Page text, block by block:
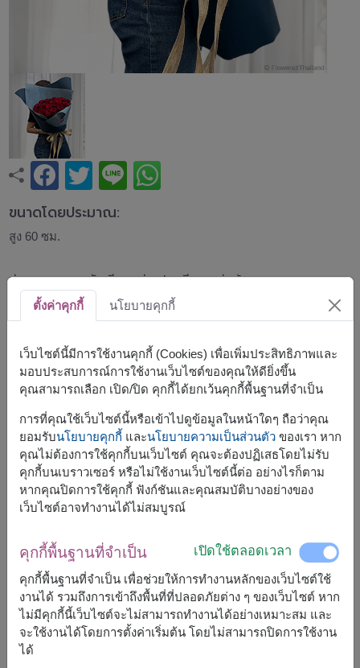
ขนาดโดยประมาณ:
สูง 60 ซม.
ช่อกุหลาบแดง จัดเรียงอย่างประณีตและห่อด้วยกระดาษ
สีน้ำเงินเข้ม ให้ความรู้สึกเรียบหรู ทันสมัย และสง่างาม สีแดง
ของดอกกุหลาบตัดกับโทนสีน้ำเงินได้อย่างโดดเด่น เหมาะ
ความจริงใจ
แนะนำให้สั่งล่วงหน้า
สินค้าแบบที่ใกล้เคียงกัน ได้แก่FLV629,FLV585
จัดส่งได้เร็วสุดอ., 11 ส.ค. 2026
แต่สามารถกำหนดวันได้
ราคาตามพื้นที่จัดส่ง
เริ่มต้นที่ ฿4,500
ฟรีจัดส่ง + ฟรีการ์ดเขียนข้อความ
ตั้งค่าคุกกี้ นโยบายคุกกี้
เว็บไซต์นี้มีการใช้งานคุกกี้ (Cookies) เพื่อเพิ่มประสิทธิภาพและ
มอบประสบการณ์การใช้งานเว็บไซต์ของคุณให้ดียิ่งขึ้น
คุณสามารถเลือก เปิด/ปิด คุกกี้ได้ยกเว้นคุกกี้พื้นฐานที่จำเป็น
การที่คุณใช้เว็บไซต์นี้หรือเข้าไปดูข้อมูลในหน้าใดๆ ถือว่าคุณ
ยอมรับนโยบายคุกกี้ และนโยบายความเป็นส่วนตัวของเรา หาก
คุณไม่ต้องการใช้คุกกี้บนเว็บไซต์ คุณจะต้องปฏิเสธโดยไม่รับ
คุกกี้บนเบราวเซอร์ หรือไม่ใช้งานเว็บไซต์นี้ต่อ อย่างไรก็ตาม
หากคุณปิดการใช้คุกกี้ ฟังก์ชันและคุณสมบัติบางอย่างของ
เว็บไซต์อาจทำงานได้ไม่สมบูรณ์
คุกกี้พื้นฐานที่จำเป็น เปิดใช้ตลอดเวลา
คุกกี้พื้นฐานที่จำเป็น เพื่อช่วยให้การทำงานหลักของเว็บไซต์ใช้
งานได้ รวมถึงการเข้าถึงพื้นที่ที่ปลอดภัยต่าง ๆ ของเว็บไซต์ หาก
ไม่มีคุกกี้นี้เว็บไซต์จะไม่สามารถทำงานได้อย่างเหมาะสม และ
จะใช้งานได้โดยการตั้งค่าเริ่มต้น โดยไม่สามารถปิดการใช้งาน
ได้